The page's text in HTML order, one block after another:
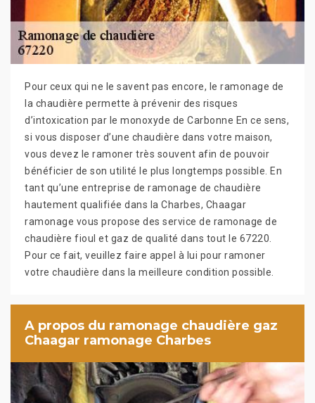
Pour ceux qui ne le savent pas encore, le ramonage de
la chaudière permette à prévenir des risques
d’intoxication par le monoxyde de Carbonne En ce sens,
si vous disposer d’une chaudière dans votre maison,
vous devez le ramoner très souvent afin de pouvoir
bénéficier de son utilité le plus longtemps possible. En
tant qu’une entreprise de ramonage de chaudière
hautement qualifiée dans la Charbes, Chaagar
ramonage vous propose des service de ramonage de
chaudière fioul et gaz de qualité dans tout le 67220.
Pour ce fait, veuillez faire appel à lui pour ramoner
votre chaudière dans la meilleure condition possible.
A propos du ramonage chaudière gaz
Chaagar ramonage Charbes